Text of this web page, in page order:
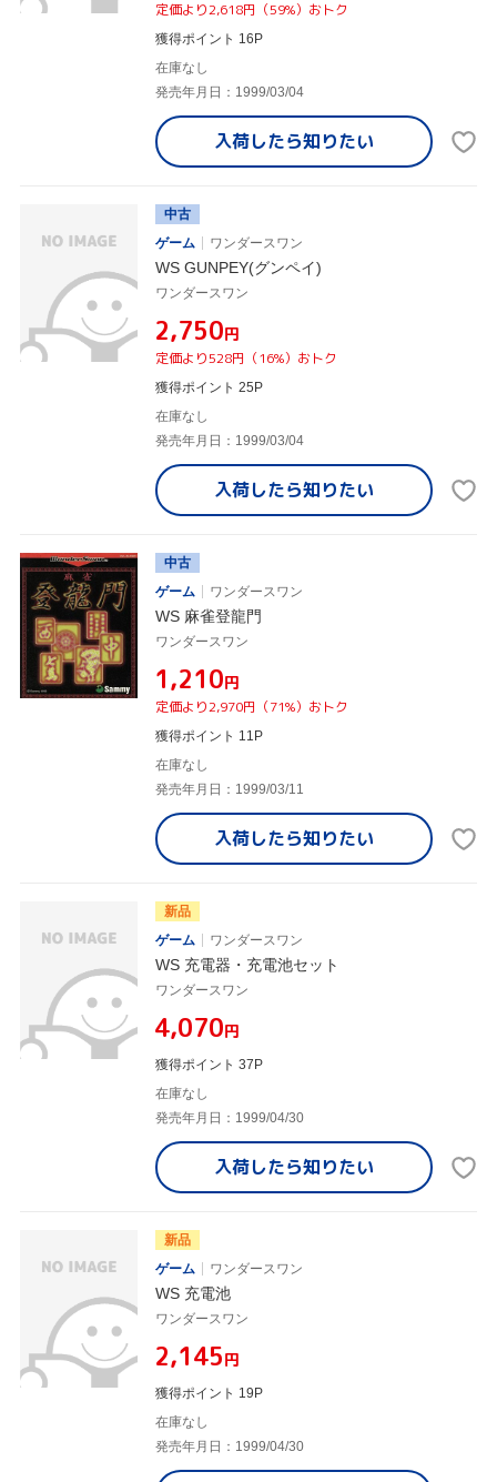
定価より2,618円（59%）おトク
獲得ポイント 16P
在庫なし
発売年月日：1999/03/04
入荷したら知りたい
中古
ゲーム
ワンダースワン
WS GUNPEY(グンペイ)
ワンダースワン
¥2,750円
定価より528円（16%）おトク
獲得ポイント 25P
在庫なし
発売年月日：1999/03/04
入荷したら知りたい
中古
ゲーム
ワンダースワン
WS 麻雀登龍門
ワンダースワン
¥1,210円
定価より2,970円（71%）おトク
獲得ポイント 11P
在庫なし
発売年月日：1999/03/11
入荷したら知りたい
新品
ゲーム
ワンダースワン
WS 充電器・充電池セット
ワンダースワン
¥4,070円
獲得ポイント 37P
在庫なし
発売年月日：1999/04/30
入荷したら知りたい
新品
ゲーム
ワンダースワン
WS 充電池
ワンダースワン
¥2,145円
獲得ポイント 19P
在庫なし
発売年月日：1999/04/30